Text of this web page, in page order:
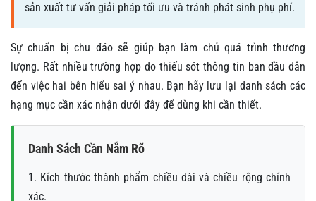
sản xuất tư vấn giải pháp tối ưu và tránh phát sinh phụ phí.
Sự chuẩn bị chu đáo sẽ giúp bạn làm chủ quá trình thương
lượng. Rất nhiều trường hợp do thiếu sót thông tin ban đầu dẫn
đến việc hai bên hiểu sai ý nhau. Bạn hãy lưu lại danh sách các
hạng mục cần xác nhận dưới đây để dùng khi cần thiết.
Danh Sách Cần Nắm Rõ
1. Kích thước thành phẩm chiều dài và chiều rộng chính
xác.